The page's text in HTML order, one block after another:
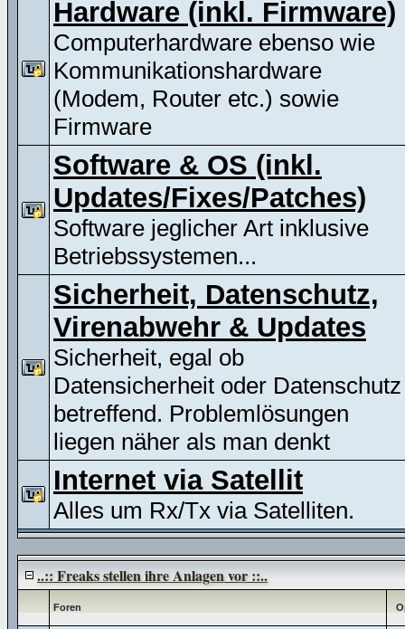
Hardware (inkl. Firmware)
Computerhardware ebenso wie
Kommunikationshardware
(Modem, Router etc.) sowie
Firmware
Software & OS (inkl.
Updates/Fixes/Patches)
Software jeglicher Art inklusive
Betriebssystemen...
Sicherheit, Datenschutz,
Virenabwehr & Updates
Sicherheit, egal ob
Datensicherheit oder Datenschutz
betreffend. Problemlösungen
liegen näher als man denkt
Internet via Satellit
Alles um Rx/Tx via Satelliten.
..:: Freaks stellen ihre Anlagen vor ::..
Foren